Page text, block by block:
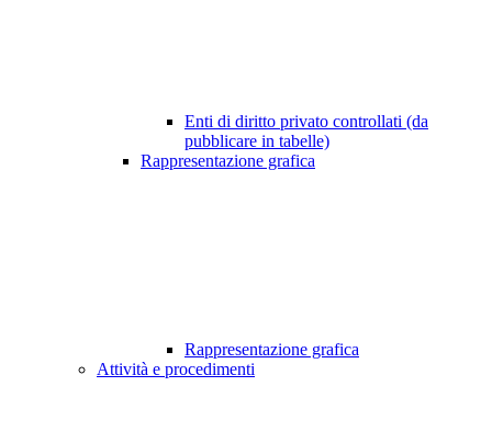
Enti di diritto privato controllati (da
pubblicare in tabelle)
Rappresentazione grafica
Rappresentazione grafica
Attività e procedimenti